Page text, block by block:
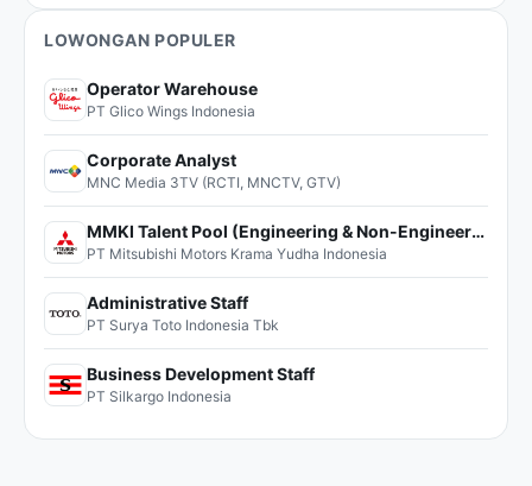
LOWONGAN POPULER
Operator Warehouse
PT Glico Wings Indonesia
Corporate Analyst
MNC Media 3TV (RCTI, MNCTV, GTV)
MMKI Talent Pool (Engineering & Non-Engineering)
PT Mitsubishi Motors Krama Yudha Indonesia
Administrative Staff
PT Surya Toto Indonesia Tbk
Business Development Staff
PT Silkargo Indonesia